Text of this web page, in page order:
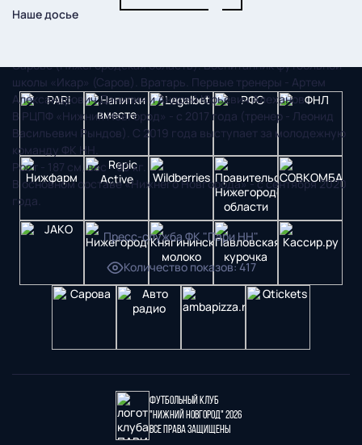
Наше досье
Сарове (Нижегородская область). Воспитанник футбольной
школы «Икар» (Саров). Вратарь. Первые тренеры - Артем
Александрович Данилин и Андрей Юрьевич Алеханов.
В РЦПФ «Нижний Новгород» - с 2017 года (тренер - Леонид
Васильевич Рындов). С 2019 года выступает за молодежную
команду ФК НН.
Рост - 187 см, вес - 80 кг.
В основном составе «Нижнего Новгорода» - с сентября 2020
года.
Пресс-служба ФК "Пари НН"
Количество показов:417
Футбольный клуб
"Нижний Новгород" 2026
Все права защищены